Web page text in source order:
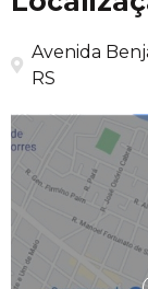
Avenida
RS